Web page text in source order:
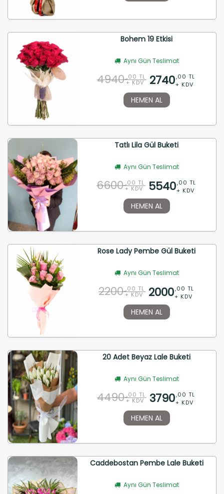
Bohem 19 Etkisi
Aynı Gün Teslimat
4940 ,00 TL
+ KDV 2740,00 TL
+ KDV
HEMEN AL
Tatlı Lila Gül Buketi
Aynı Gün Teslimat
6600 ,00 TL
+ KDV 5540,00 TL
+ KDV
HEMEN AL
Rose Lady Pembe Gül Buketi
Aynı Gün Teslimat
2200 ,00 TL
+ KDV 2000,00 TL
+ KDV
HEMEN AL
20 Adet Beyaz Lale Buketi
Aynı Gün Teslimat
4490 ,00 TL
+ KDV 3790,00 TL
+ KDV
HEMEN AL
Caddebostan Pembe Lale Buketi
Aynı Gün Teslimat